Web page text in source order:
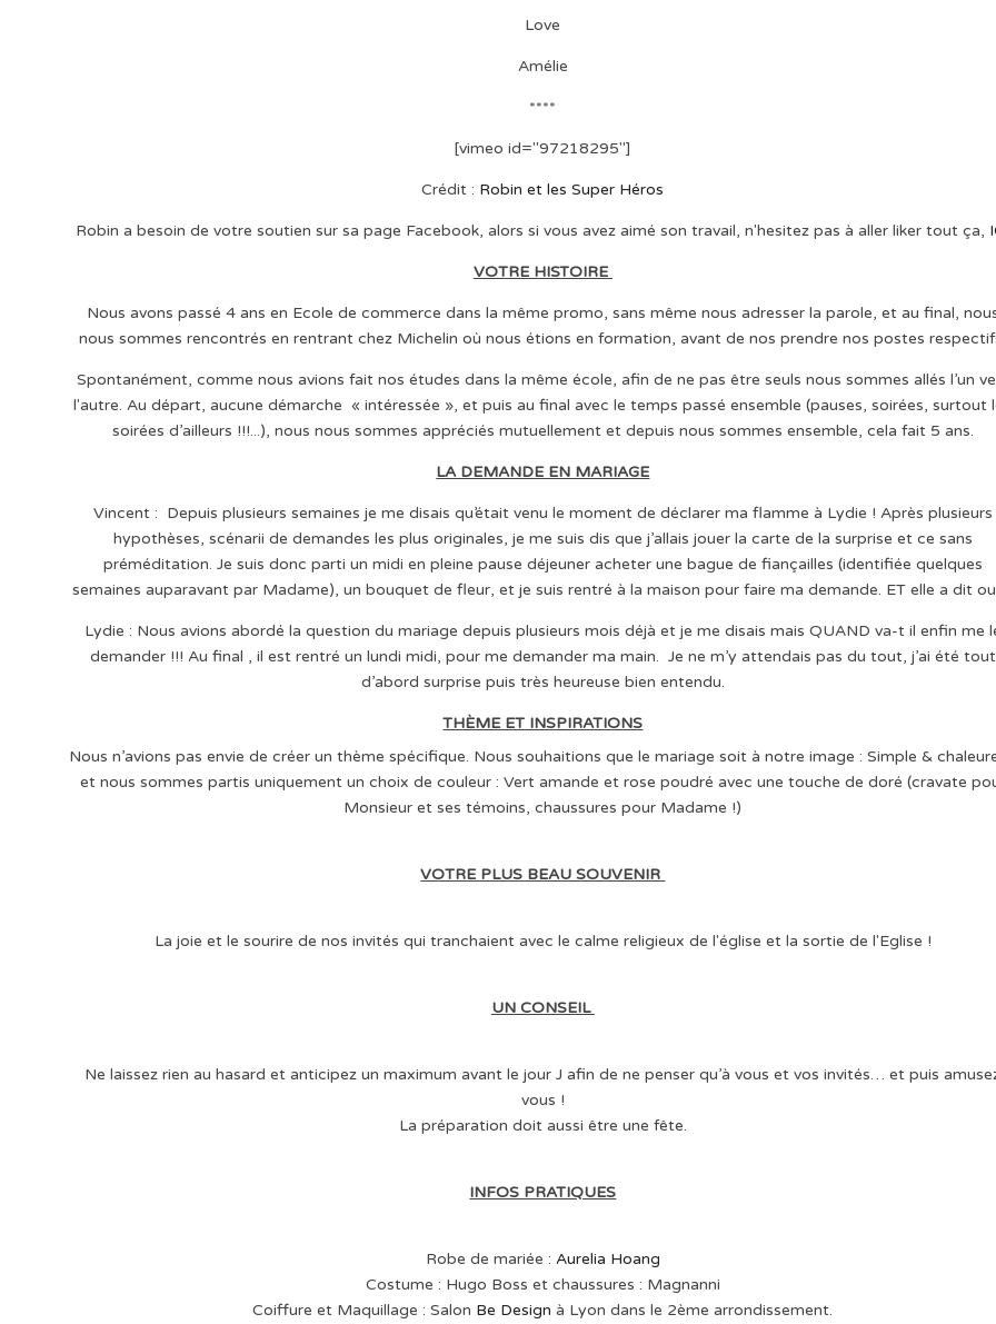
Love
Amélie
****
[vimeo id="97218295"]
Crédit : Robin et les Super Héros
Robin a besoin de votre soutien sur sa page Facebook, alors si vous avez aimé son travail, n'hesitez pas à aller liker tout ça,
VOTRE HISTOIRE
Nous avons passé 4 ans en Ecole de commerce dans la même promo, sans même nous adresser la parole, et au final,
nous sommes rencontrés en rentrant chez Michelin où nous étions en formation, avant de nos prendre nos postes
Spontanément, comme nous avions fait nos études dans la même école, afin de ne pas être seuls nous sommes allés l’un
l'autre. Au départ, aucune démarche « intéressée », et puis au final avec le temps passé ensemble (pauses, soirées, surtout
soirées d’ailleurs !!!...), nous nous sommes appréciés mutuellement et depuis nous sommes ensemble, cela fait 5 ans.
LA DEMANDE EN MARIAGE
Vincent : Depuis plusieurs semaines je me disais qu’était venu le moment de déclarer ma flamme à Lydie ! Après plusieurs
hypothèses, scénarii de demandes les plus originales, je me suis dis que j’allais jouer la carte de la surprise et ce sans
préméditation. Je suis donc parti un midi en pleine pause déjeuner acheter une bague de fiançailles (identifiée quelques
semaines auparavant par Madame), un bouquet de fleur, et je suis rentré à la maison pour faire ma demande. ET elle a dit
Lydie : Nous avions abordé la question du mariage depuis plusieurs mois déjà et je me disais mais QUAND va-t il enfin me
demander !!! Au final , il est rentré un lundi midi, pour me demander ma main. Je ne m’y attendais pas du tout, j’ai été tout
d’abord surprise puis très heureuse bien entendu.
THÈME ET INSPIRATIONS
Nous n’avions pas envie de créer un thème spécifique. Nous souhaitions que le mariage soit à notre image : Simple &
et nous sommes partis uniquement un choix de couleur : Vert amande et rose poudré avec une touche de doré (cravate
Monsieur et ses témoins, chaussures pour Madame !)
VOTRE PLUS BEAU SOUVENIR
La joie et le sourire de nos invités qui tranchaient avec le calme religieux de l'église et la sortie de l'Eglise !
UN CONSEIL
Ne laissez rien au hasard et anticipez un maximum avant le jour J afin de ne penser qu’à vous et vos invités… et puis
vous !
La préparation doit aussi être une fête.
INFOS PRATIQUES
Robe de mariée : Aurelia Hoang
Costume : Hugo Boss et chaussures : Magnanni
Coiffure et Maquillage : Salon Be Design à Lyon dans le 2ème arrondissement.